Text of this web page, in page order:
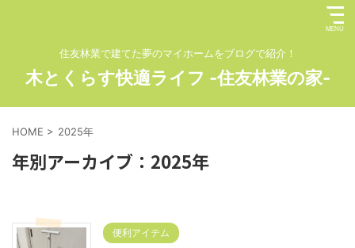
住友林業で建てた夢のマイホームをブログで紹介！
木とくらす快適ライフ -住友林業の家-
HOME > 2025年
年別アーカイブ：2025年
便利アイテム